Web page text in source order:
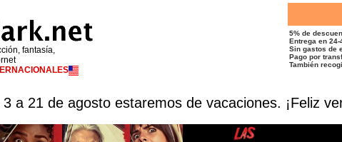
fantasía,
5% de
Entrega en
Sin gastos de
Pago por
También
3 a 21 de agosto estaremos de vacaciones. ¡Feliz